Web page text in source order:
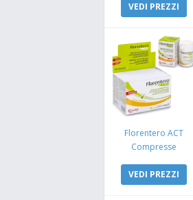
VEDI PREZZI
Florentero ACT
Compresse
VEDI PREZZI